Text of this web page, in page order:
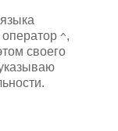
оператор ^,
своего